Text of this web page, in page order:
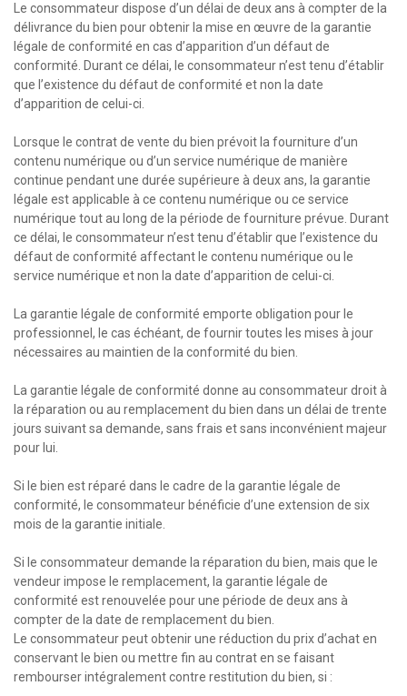
Le consommateur dispose d’un délai de deux ans à compter de la
délivrance du bien pour obtenir la mise en œuvre de la garantie
légale de conformité en cas d’apparition d’un défaut de
conformité. Durant ce délai, le consommateur n’est tenu d’établir
que l’existence du défaut de conformité et non la date
d’apparition de celui-ci.
Lorsque le contrat de vente du bien prévoit la fourniture d’un
contenu numérique ou d’un service numérique de manière
continue pendant une durée supérieure à deux ans, la garantie
légale est applicable à ce contenu numérique ou ce service
numérique tout au long de la période de fourniture prévue. Durant
ce délai, le consommateur n’est tenu d’établir que l’existence du
défaut de conformité affectant le contenu numérique ou le
service numérique et non la date d’apparition de celui-ci.
La garantie légale de conformité emporte obligation pour le
professionnel, le cas échéant, de fournir toutes les mises à jour
nécessaires au maintien de la conformité du bien.
La garantie légale de conformité donne au consommateur droit à
la réparation ou au remplacement du bien dans un délai de trente
jours suivant sa demande, sans frais et sans inconvénient majeur
pour lui.
Si le bien est réparé dans le cadre de la garantie légale de
conformité, le consommateur bénéficie d’une extension de six
mois de la garantie initiale.
Si le consommateur demande la réparation du bien, mais que le
vendeur impose le remplacement, la garantie légale de
conformité est renouvelée pour une période de deux ans à
compter de la date de remplacement du bien.
Le consommateur peut obtenir une réduction du prix d’achat en
conservant le bien ou mettre fin au contrat en se faisant
rembourser intégralement contre restitution du bien, si :